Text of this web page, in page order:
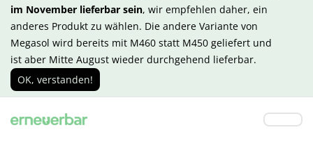
im November lieferbar sein, wir empfehlen daher, ein
anderes Produkt zu wählen. Die andere Variante von
Megasol wird bereits mit M460 statt M450 geliefert und
ist aber Mitte August wieder durchgehend lieferbar.
OK, verstanden!